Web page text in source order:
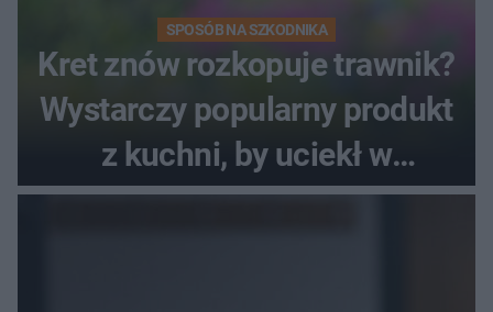
SPOSÓB NA SZKODNIKA
Kret znów rozkopuje trawnik?
Wystarczy popularny produkt
z kuchni, by uciekł w
popłochu